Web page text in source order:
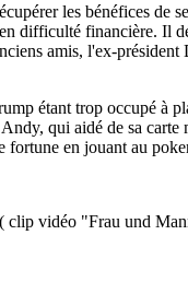
les bénéfices de
difficulté financière. Il
amis, l'ex-
étant trop occupé à
qui aidé de sa carte
fortune en jouant au
( clip vidéo "Frau und